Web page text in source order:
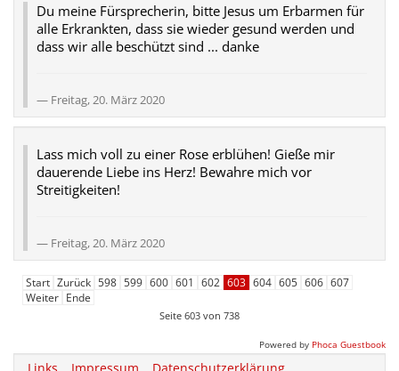
Du meine Fürsprecherin, bitte Jesus um Erbarmen für
alle Erkrankten, dass sie wieder gesund werden und
dass wir alle beschützt sind ... danke
Freitag, 20. März 2020
Lass mich voll zu einer Rose erblühen! Gieße mir
dauerende Liebe ins Herz! Bewahre mich vor
Streitigkeiten!
Freitag, 20. März 2020
Start Zurück 598 599 600 601 602 603 604 605 606 607
Weiter Ende
Seite 603 von 738
Powered by Phoca Guestbook